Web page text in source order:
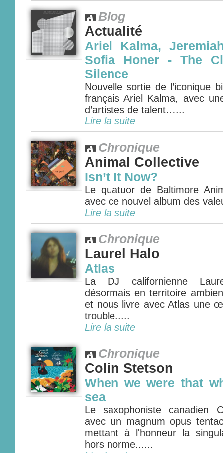
Blog
Actualité
Ariel Kalma,
Sofia Honer - The
Silence
Nouvelle sortie de l’iconique
français Ariel Kalma, avec
d’artistes de talent…...
Lire la suite
Chronique
Animal Collective
Isn’t It Now?
Le quatuor de Baltimore
avec ce nouvel album des
Lire la suite
Chronique
Laurel Halo
Atlas
La DJ californienne
désormais en territoire
et nous livre avec Atlas une
trouble.....
Lire la suite
Chronique
Colin Stetson
When we were that
sea
Le saxophoniste canadien
avec un magnum opus
mettant à l'honneur la
hors norme......